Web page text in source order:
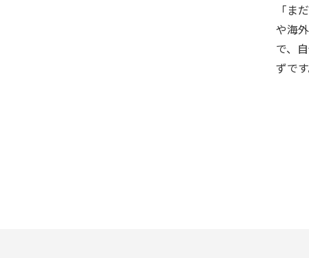
「ま
や海
で、
ずで